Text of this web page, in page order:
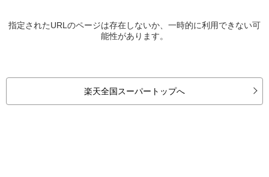
指定されたURLのページは存在しないか、一時的に利用できない可
能性があります。
楽天全国スーパートップへ